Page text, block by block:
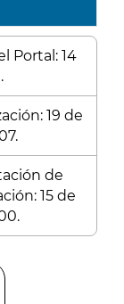
Portal: 14
19 de
de
15 de